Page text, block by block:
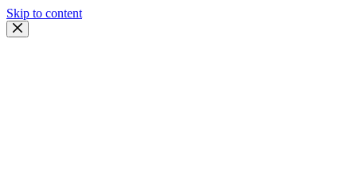
Skip to content